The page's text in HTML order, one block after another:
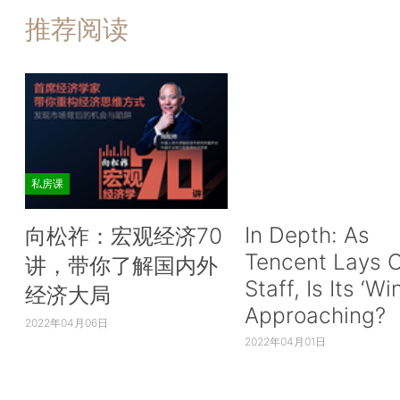
推荐阅读
私房课
向松祚：宏观经济70
讲，带你了解国内外
经济大局
2022年04月06日
In Depth: As
Tencent Lays
Staff, Is Its
Approaching?
2022年04月01日